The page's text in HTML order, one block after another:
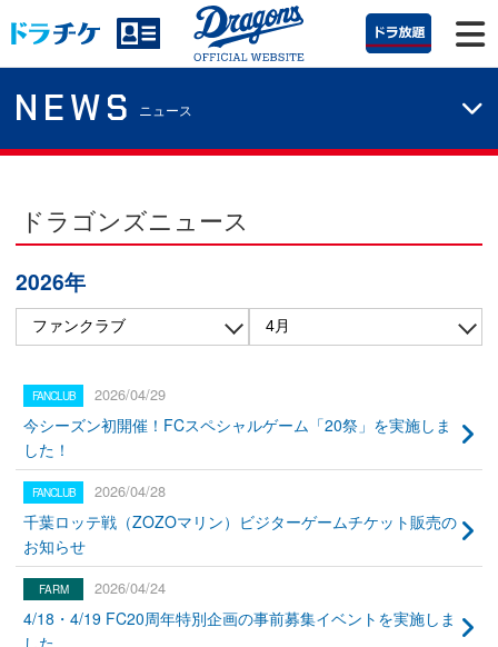
NEWS ニュース
ドラゴンズニュース
2026年
2026/04/29
今シーズン初開催！FCスペシャルゲーム「20祭」を実施しま
した！
2026/04/28
千葉ロッテ戦（ZOZOマリン）ビジターゲームチケット販売の
お知らせ
2026/04/24
4/18・4/19 FC20周年特別企画の事前募集イベントを実施しま